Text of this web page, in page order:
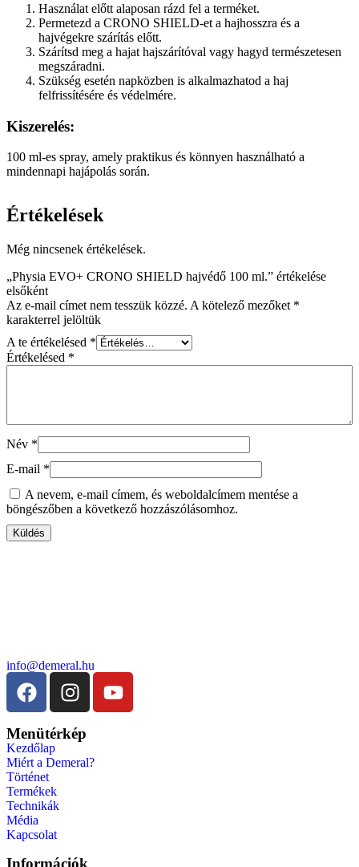
Használat előtt alaposan rázd fel a terméket.
Permetezd a CRONO SHIELD-et a hajhosszra és a
hajvégekre szárítás előtt.
Szárítsd meg a hajat hajszárítóval vagy hagyd természetesen
megszáradni.
Szükség esetén napközben is alkalmazhatod a haj
felfrissítésére és védelmére.
Kiszerelés:
100 ml-es spray, amely praktikus és könnyen használható a
mindennapi hajápolás során.
Értékelések
Még nincsenek értékelések.
„Physia EVO+ CRONO SHIELD hajvédő 100 ml.” értékelése
elsőként
Az e-mail címet nem tesszük közzé. A kötelező mezőket *
karakterrel jelöltük
A te értékelésed *
Értékelésed *
Név *
E-mail *
A nevem, e-mail címem, és weboldalcímem mentése a
böngészőben a következő hozzászólásomhoz.
info@demeral.hu
Menütérkép
Kezdőlap
Miért a Demeral?
Történet
Termékek
Technikák
Média
Kapcsolat
Információk